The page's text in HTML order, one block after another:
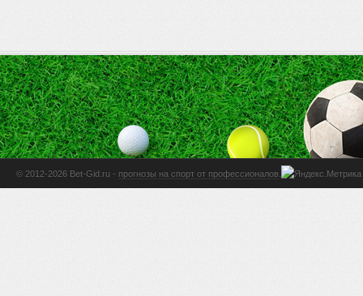
© 2012-2026 Bet-Gid.ru - прогнозы на спорт от профессионалов